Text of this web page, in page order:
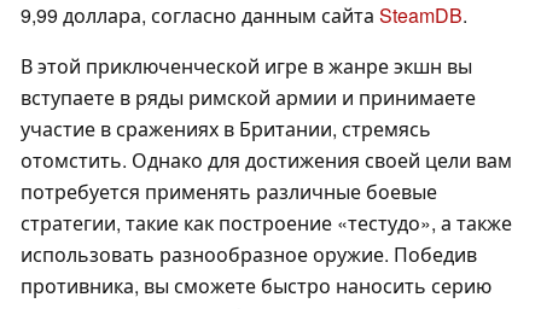
9,99 доллара, согласно данным сайта SteamDB.
В этой приключенческой игре в жанре экшн вы
вступаете в ряды римской армии и принимаете
участие в сражениях в Британии, стремясь
отомстить. Однако для достижения своей цели вам
потребуется применять различные боевые
стратегии, такие как построение «тестудо», а также
использовать разнообразное оружие. Победив
противника, вы сможете быстро наносить серию